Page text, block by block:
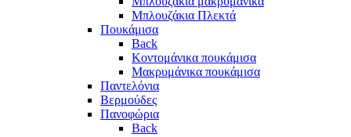
Μπλουζάκια Πλεκτά
Πουκάμισα
Back
Κοντομάνικα πουκάμισα
Μακρυμάνικα πουκάμισα
Παντελόνια
Βερμούδες
Πανοφώρια
Back